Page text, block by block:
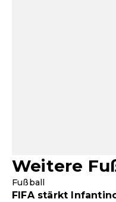
Weitere
Fußball
FIFA stärkt